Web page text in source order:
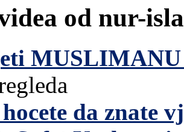
od nur-
MUSLIMANU
da znate